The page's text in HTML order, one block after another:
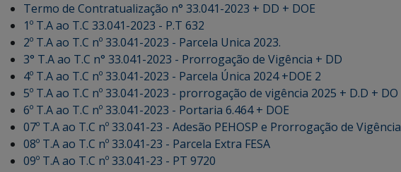
Termo de Contratualização n° 33.041-2023 + DD + DOE
1º T.A ao T.C 33.041-2023 - P.T 632
2º T.A ao T.C nº 33.041-2023 - Parcela Unica 2023.
3° T.A ao T.C n° 33.041-2023 - Prorrogação de Vigência + DD
4º T.A ao T.C nº 33.041-2023 - Parcela Única 2024 +DOE 2
5º T.A ao T.C nº 33.041-2023 - prorrogação de vigência 2025 + D.D + DO
6º T.A ao T.C nº 33.041-2023 - Portaria 6.464 + DOE
07º T.A ao T.C nº 33.041-23 - Adesão PEHOSP e Prorrogação de Vigência
08º T.A ao T.C nº 33.041-23 - Parcela Extra FESA
09º T.A ao T.C nº 33.041-23 - PT 9720